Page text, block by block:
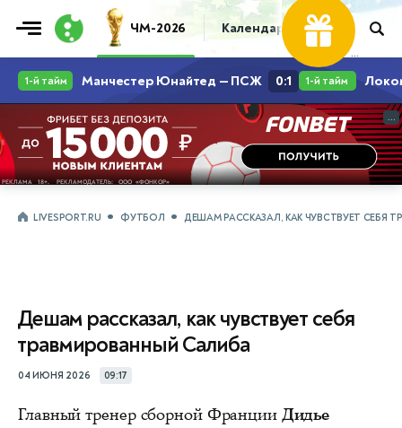
ЧМ-2026 Календарь Таблица
...
...
LIVESPORT.RU ФУТБОЛ ДЕШАМ РАССКАЗАЛ, КАК ЧУВСТВУЕТ СЕБЯ
Дешам рассказал, как чувствует себя
травмированный Салиба
04 ИЮНЯ 2026 09:17
Главный тренер сборной Франции Дидье